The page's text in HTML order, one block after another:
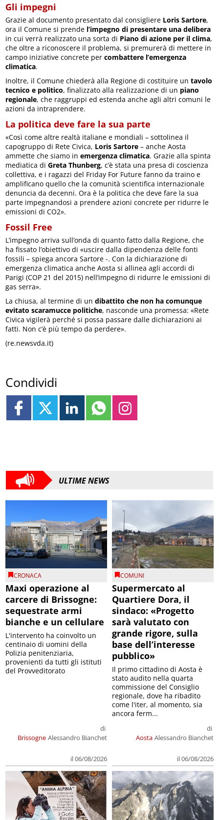
Gli impegni
Grazie al documento presentato dal consigliere Loris Sartore,
ora il Comune si prende l’impegno di presentare una delibera
in cui verrà realizzato una sorta di Piano di azione per il clima,
che oltre a riconoscere il problema, si premurerà di mettere in
campo iniziative concrete percombattere l’emergenza
climatica.
Inoltre, il Comune chiederà alla Regione di costituire untavolo
tecnico e politico, finalizzato alla realizzazione di un piano
regionale, che raggruppi ed estenda anche agli altri comuni le
azioni da intraprendere.
La politica deve fare la sua parte
«Così come altre realtà italiane e mondiali – sottolinea il
capogruppo di Rete Civica, Loris Sartore – anche Aosta
ammette che siamo inemergenza climatica. Grazie alla spinta
mediatica diGreta Thunberg, c’è stata una presa di coscienza
collettiva, e i ragazzi del Friday For Future fanno da traino e
amplificano quello che la comunità scientifica internazionale
denuncia da decenni. Ora è la politica che deve fare la sua
parte impegnandosi a prendere azioni concrete per ridurre le
emissioni di CO2».
Fossil Free
L’impegno arriva sull’onda di quanto fatto dalla Regione, che
ha fissato l’obiettivo di «uscire dalla dipendenza delle fonti
fossili – spiega ancora Sartore -. Con la dichiarazione di
emergenza climatica anche Aosta si allinea agli accordi di
Parigi (COP 21 del 2015) nell’impegno di ridurre le emissioni di
gas serra».
La chiusa, al termine di undibattito che non ha comunque
evitato scaramucce politiche, nasconde una promessa: «Rete
Civica vigilerà perché si possa passare dalle dichiarazioni ai
fatti. Non c’è più tempo da perdere».
(re.newsvda.it)
Condividi
ULTIME NEWS
CRONACA
Maxi operazione al
carcere di Brissogne:
sequestrate armi
bianche e un cellulare
Brissogne
di
Alessandro Bianchet
il 06/08/2026
L'intervento ha coinvolto un
centinaio di uomini della
Polizia penitenziaria,
provenienti da tutti gli istituti
del Provveditorato
COMUNI
Supermercato al
Quartiere Dora, il
sindaco: «Progetto
sarà valutato con
grande rigore, sulla
base dell’interesse
pubblico»
Aosta
di
Alessandro Bianchet
il 06/08/2026
Il primo cittadino di Aosta è
stato audito nella quarta
commissione del Consiglio
regionale, dove ha ribadito
come l'iter, al momento, sia
ancora ferm...